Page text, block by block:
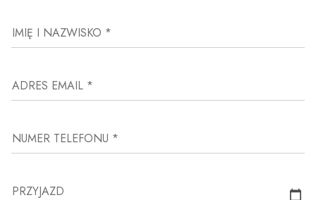
IMIĘ I NAZWISKO *
ADRES EMAIL *
NUMER TELEFONU *
PRZYJAZD